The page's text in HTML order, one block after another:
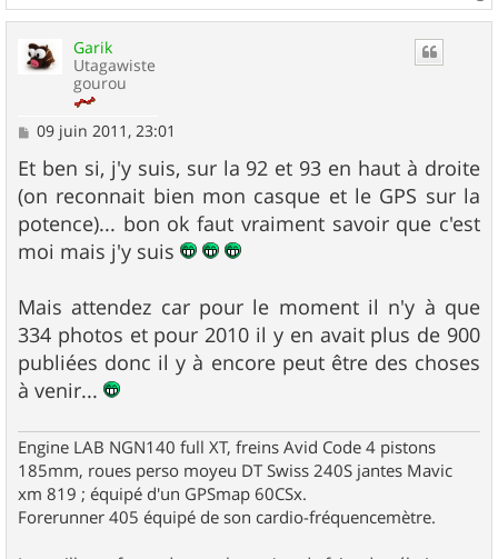
a
Garik
Utagawiste
gourou
M
s
s
a
g
e
09 juin 2011, 23:01
Et ben si, j'y suis, sur la 92 et 93 en haut à droite
(on reconnait bien mon casque et le GPS sur la
potence)... bon ok faut vraiment savoir que c'est
moi mais j'y suis
Mais attendez car pour le moment il n'y à que
334 photos et pour 2010 il y en avait plus de 900
publiées donc il y à encore peut être des choses
à venir...
Engine LAB NGN140 full XT, freins Avid Code 4 pistons
185mm, roues perso moyeu DT Swiss 240S jantes Mavic
xm 819 ; équipé d'un GPSmap 60CSx.
Forerunner 405 équipé de son cardio-fréquencemètre.